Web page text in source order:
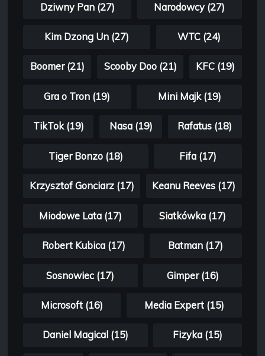
Dziwny Pan (27) Narodowcy (27)
Kim Dzong Un (27) WTC (24)
Boomer (21) Scooby Doo (21) KFC (19)
Gra o Tron (19) Mini Majk (19)
TikTok (19) Nasa (19) Rafatus (18)
Tiger Bonzo (18) Fifa (17)
Krzysztof Gonciarz (17) Keanu Reeves (17)
Miodowe Lata (17) Siatkówka (17)
Robert Kubica (17) Batman (17)
Sosnowiec (17) Gimper (16)
Microsoft (16) Media Expert (15)
Daniel Magical (15) Fizyka (15)